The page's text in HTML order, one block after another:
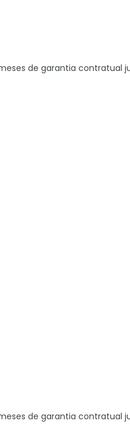
de garantia contratual
de garantia contratual